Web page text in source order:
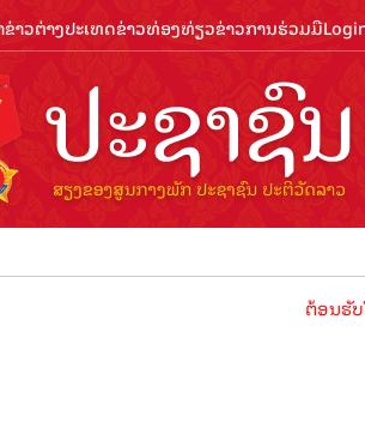
ຂ່າວຕ່າງປະເທດຂ່າວທ່ອງທ່ຽວຂ່າວການຮ່ວມມື
ຕ້ອນຮັບປີທ່ອງທ່ຽ